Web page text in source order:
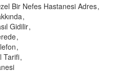
Bir Nefes Hastanesi Adres
Gidilir
Tarifi